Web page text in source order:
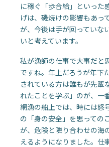
に稼ぐ「歩合給」といった
げは、磯焼けの影響もあっ
が、今後は手が回っていな
いと考えています。
私が漁師の仕事で大事だと
ですね。年上だろうが年下
されている方は誰もが先輩
れたことを学ぶ」のが、一
網漁の船上では、時には怒
の「身の安全」を思っての
が、危険と隣り合わせの海
えるようになりました。仕